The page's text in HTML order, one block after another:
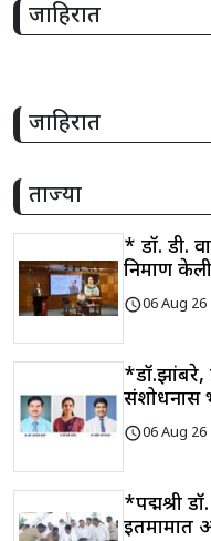
जाहिरात
जाहिरात
ताज्या
* डॉ. डी.
निर्माण केली
schedule06 Aug 26
*डॉ.झांबरे,
संशोधनास
schedule06 Aug 26
*पद्मश्री
इतमामात